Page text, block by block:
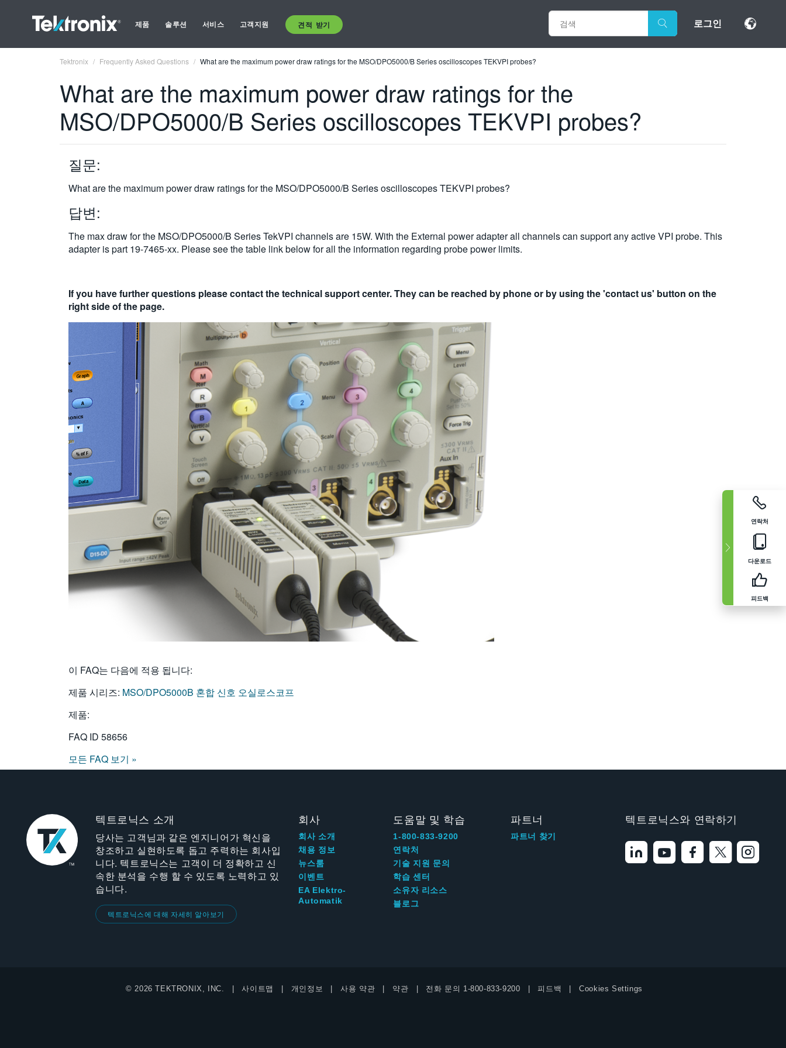
제품 솔루션 서비스 고객지원 견적 받기 로그인
연락처
다운로드
피드백
Tektronix Frequently Asked Questions What are the maximum power draw ratings for the MSO/DPO5000/B Series oscilloscopes TEKVPI probes?
What are the maximum power draw ratings for the
MSO/DPO5000/B Series oscilloscopes TEKVPI probes?
질문:
What are the maximum power draw ratings for the MSO/DPO5000/B Series oscilloscopes TEKVPI probes?
답변:
The max draw for the MSO/DPO5000/B Series TekVPI channels are 15W. With the External power adapter all channels can support any active VPI probe. This
adapter is part 19-7465-xx. Please see the table link below for all the information regarding probe power limits.
If you have further questions please contact the technical support center. They can be reached by phone or by using the 'contact us' button on the
right side of the page.
이 FAQ는 다음에 적용 됩니다:
제품 시리즈: MSO/DPO5000B 혼합 신호 오실로스코프
제품:
FAQ ID 58656
모든 FAQ 보기 »
텍트로닉스 소개
당사는 고객님과 같은 엔지니어가 혁신을
창조하고 실현하도록 돕고 주력하는 회사입
니다. 텍트로닉스는 고객이 더 정확하고 신
속한 분석을 수행 할 수 있도록 노력하고 있
습니다.
텍트로닉스에 대해 자세히 알아보기
회사
회사 소개
채용 정보
뉴스룸
이벤트
EA Elektro-
Automatik
도움말 및 학습
1-800-833-9200
연락처
기술 지원 문의
학습 센터
소유자 리소스
블로그
파트너
파트너 찾기
텍트로닉스와 연락하기
© 2026 TEKTRONIX, INC. 사이트맵 개인정보 사용 약관 약관 전화 문의 1-800-833-9200 피드백 Cookies Settings